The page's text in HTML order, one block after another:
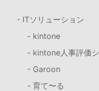
・ITソリューション
- kintone
- kintone人事評価
- Garoon
- 育て〜る